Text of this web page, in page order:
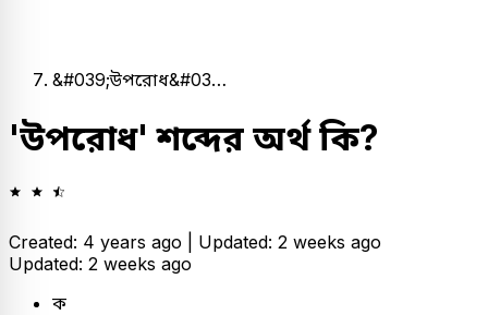
&#039;উপরোধ&#03…
'উপরোধ' শব্দের অর্থ কি?
Created: 4 years ago | Updated: 2 weeks ago
Updated: 2 weeks ago
ক